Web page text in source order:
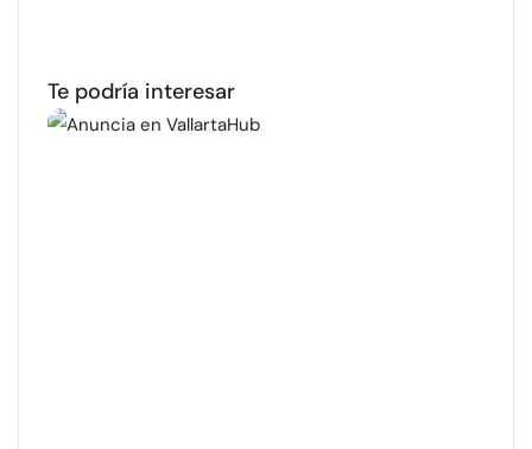
Te podría interesar